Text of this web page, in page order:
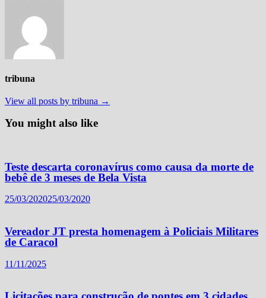
tribuna
View all posts by tribuna →
You might also like
Teste descarta coronavírus como causa da morte de
bebê de 3 meses de Bela Vista
25/03/202025/03/2020
Vereador JT presta homenagem à Policiais Militares
de Caracol
11/11/2025